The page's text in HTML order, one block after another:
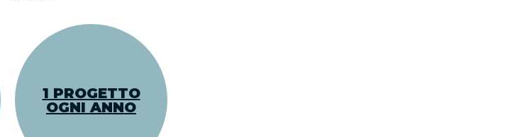
1 PROGETTO
OGNI ANNO